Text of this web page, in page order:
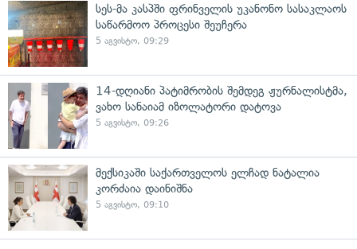
სეს-მა კასპში ფრინველის უკანონო სასაკლაოს
საწარმოო პროცესი შეუჩერა
5 აგვისტო, 09:29
14-დღიანი პატიმრობის შემდეგ ჟურნალისტმა,
ვახო სანაიამ იზოლატორი დატოვა
5 აგვისტო, 09:26
მექსიკაში საქართველოს ელჩად ნატალია
კორძაია დაინიშნა
5 აგვისტო, 09:10